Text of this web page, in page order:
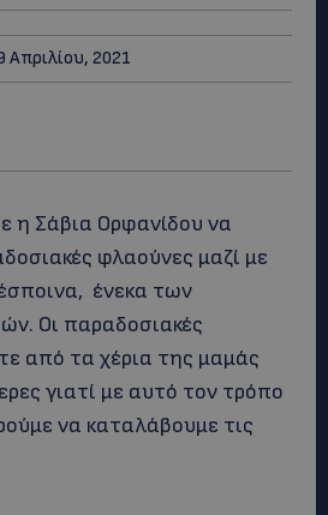
Απριλίου, 2021
η Σάβια Ορφανίδου να
φλαούνες μαζί με
ένεκα των
Οι παραδοσιακές
από τα χέρια της μαμάς
γιατί με αυτό τον τρόπο
να καταλάβουμε τις